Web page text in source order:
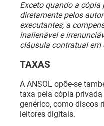
Exceto quando a cópia
diretamente pelos
executantes, a
inalienável e
cláusula contratual em
TAXAS
A ANSOL opõe-se
taxa pela cópia
genérico, como discos
leitores digitais.